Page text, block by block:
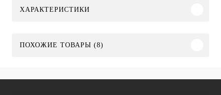
ХАРАКТЕРИСТИКИ
ПОХОЖИЕ ТОВАРЫ (8)